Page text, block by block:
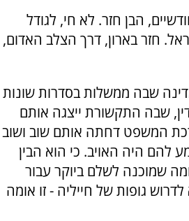
שנים וחודשיים, הבן חזר. לא חי, לגודל
חזר בארון, דרך הצלב האדום,
שבה ממשלות בסדרות שונות
שבה התקשורת ייצגה אותם
המשפט דחתה אותם שוב ושוב
להם היה האויב. כי הוא הבין
שמוכנה לשלם ביוקר עבור
גופות של חייליה - זו אומה